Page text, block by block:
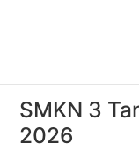
SMKN 3
2026